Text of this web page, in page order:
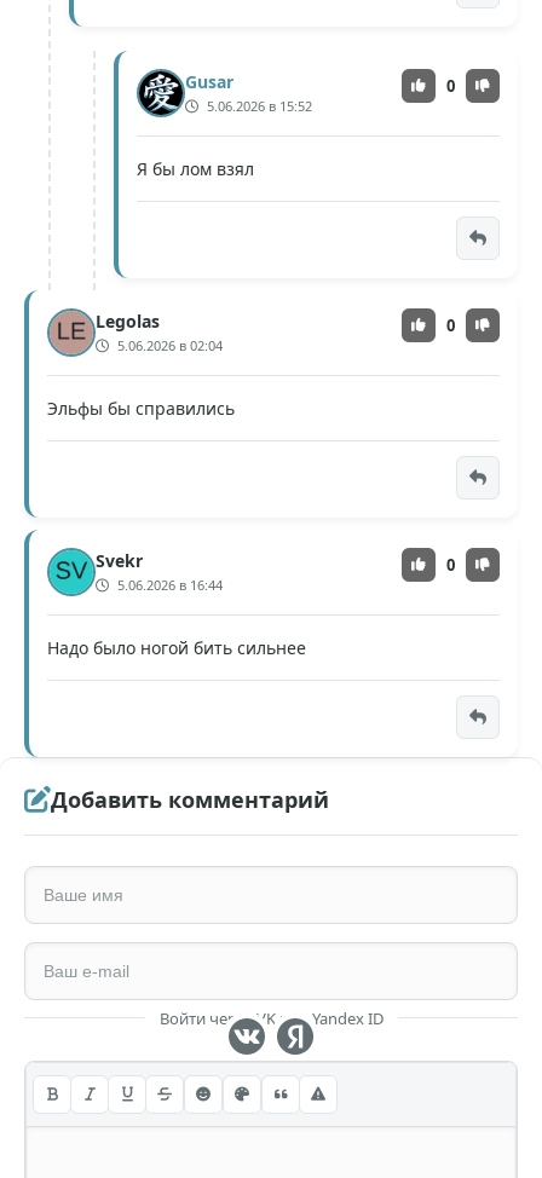
Gusar
5.06.2026 в 15:52
0
Я бы лом взял
Legolas
5.06.2026 в 02:04
0
Эльфы бы справились
Svekr
5.06.2026 в 16:44
0
Надо было ногой бить сильнее
Добавить комментарий
Войти через VK или Yandex ID